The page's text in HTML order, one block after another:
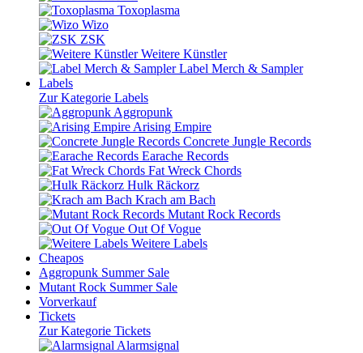
Toxoplasma
Wizo
ZSK
Weitere Künstler
Label Merch & Sampler
Labels
Zur Kategorie Labels
Aggropunk
Arising Empire
Concrete Jungle Records
Earache Records
Fat Wreck Chords
Hulk Räckorz
Krach am Bach
Mutant Rock Records
Out Of Vogue
Weitere Labels
Cheapos
Aggropunk Summer Sale
Mutant Rock Summer Sale
Vorverkauf
Tickets
Zur Kategorie Tickets
Alarmsignal